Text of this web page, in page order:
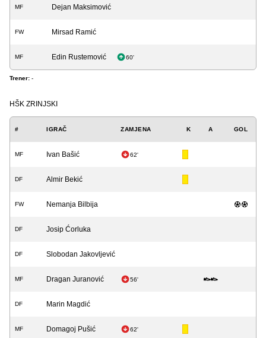
MF Dejan Maksimović
FW Mirsad Ramić
MF Edin Rustemović 60'
Trener: -
HŠK ZRINJSKI
# IGRAČ ZAMJENA K A GOL
MF Ivan Bašić 62'
DF Almir Bekić
FW Nemanja Bilbija
DF Josip Ćorluka
DF Slobodan Jakovljević
MF Dragan Juranović 56'
DF Marin Magdić
MF Domagoj Pušić 62'